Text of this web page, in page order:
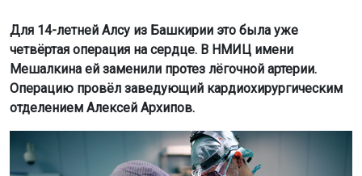
Для 14-летней Алсу из Башкирии это была уже
четвёртая операция на сердце. В НМИЦ имени
Мешалкина ей заменили протез лёгочной артерии.
Операцию провёл заведующий кардиохирургическим
отделением Алексей Архипов.